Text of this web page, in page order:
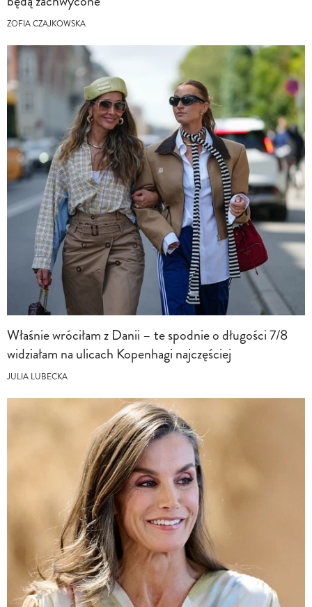
ZOFIA CZAJKOWSKA
Właśnie wróciłam z Danii – te spodnie o długości 7/8
widziałam na ulicach Kopenhagi najczęściej
JULIA LUBECKA